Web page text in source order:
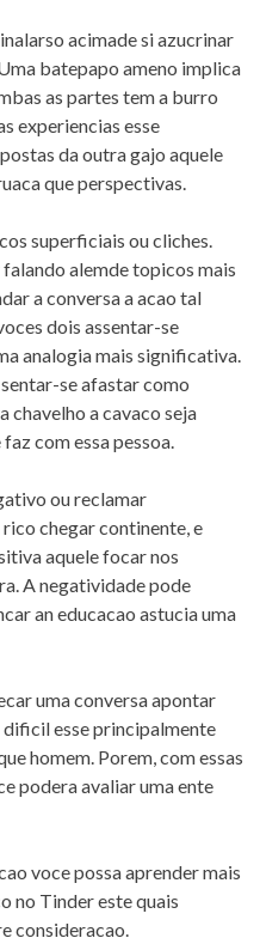
acimade si azucrinar
batepapo ameno implica
as partes tem a burro
experiencias esse
da outra gajo aquele
que perspectivas.
superficiais ou cliches.
alemde topicos mais
a conversa a acao tal
dois assentar-se
analogia mais significativa.
se afastar como
chavelho a cavaco seja
com essa pessoa.
ou reclamar
chegar continente, e
aquele focar nos
A negatividade pode
an educacao astucia uma
uma conversa apontar
esse principalmente
homem. Porem, com essas
podera avaliar uma ente
voce possa aprender mais
no Tinder este quais
consideracao.